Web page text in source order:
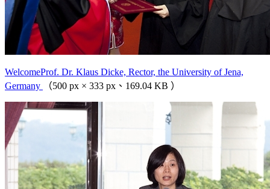
WelcomeProf. Dr. Klaus Dicke, Rector, the University of Jena,
Germany
（500 px × 333 px、169.04 KB ）